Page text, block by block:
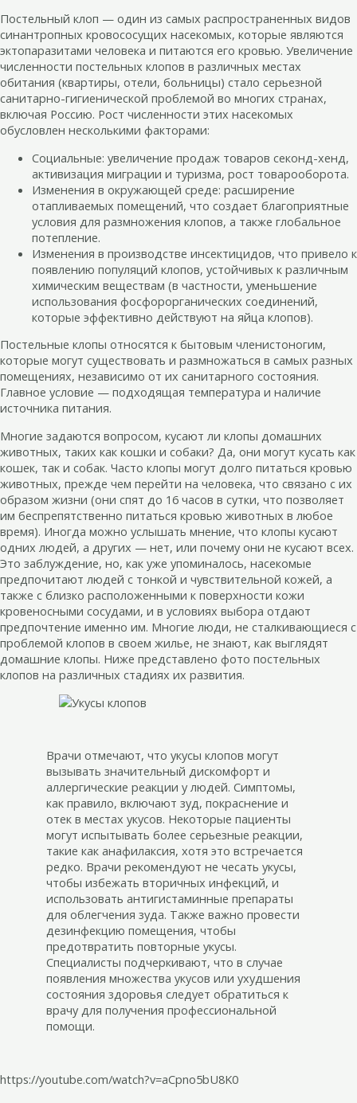
Постельный клоп — один из самых распространенных видов
синантропных кровососущих насекомых, которые являются
эктопаразитами человека и питаются его кровью. Увеличение
численности постельных клопов в различных местах
обитания (квартиры, отели, больницы) стало серьезной
санитарно-гигиенической проблемой во многих странах,
включая Россию. Рост численности этих насекомых
обусловлен несколькими факторами:
Социальные: увеличение продаж товаров секонд-хенд,
активизация миграции и туризма, рост товарооборота.
Изменения в окружающей среде: расширение
отапливаемых помещений, что создает благоприятные
условия для размножения клопов, а также глобальное
потепление.
Изменения в производстве инсектицидов, что привело к
появлению популяций клопов, устойчивых к различным
химическим веществам (в частности, уменьшение
использования фосфорорганических соединений,
которые эффективно действуют на яйца клопов).
Постельные клопы относятся к бытовым членистоногим,
которые могут существовать и размножаться в самых разных
помещениях, независимо от их санитарного состояния.
Главное условие — подходящая температура и наличие
источника питания.
Многие задаются вопросом, кусают ли клопы домашних
животных, таких как кошки и собаки? Да, они могут кусать как
кошек, так и собак. Часто клопы могут долго питаться кровью
животных, прежде чем перейти на человека, что связано с их
образом жизни (они спят до 16 часов в сутки, что позволяет
им беспрепятственно питаться кровью животных в любое
время). Иногда можно услышать мнение, что клопы кусают
одних людей, а других — нет, или почему они не кусают всех.
Это заблуждение, но, как уже упоминалось, насекомые
предпочитают людей с тонкой и чувствительной кожей, а
также с близко расположенными к поверхности кожи
кровеносными сосудами, и в условиях выбора отдают
предпочтение именно им. Многие люди, не сталкивающиеся с
проблемой клопов в своем жилье, не знают, как выглядят
домашние клопы. Ниже представлено фото постельных
клопов на различных стадиях их развития.
Врачи отмечают, что укусы клопов могут
вызывать значительный дискомфорт и
аллергические реакции у людей. Симптомы,
как правило, включают зуд, покраснение и
отек в местах укусов. Некоторые пациенты
могут испытывать более серьезные реакции,
такие как анафилаксия, хотя это встречается
редко. Врачи рекомендуют не чесать укусы,
чтобы избежать вторичных инфекций, и
использовать антигистаминные препараты
для облегчения зуда. Также важно провести
дезинфекцию помещения, чтобы
предотвратить повторные укусы.
Специалисты подчеркивают, что в случае
появления множества укусов или ухудшения
состояния здоровья следует обратиться к
врачу для получения профессиональной
помощи.
https://youtube.com/watch?v=aCpno5bU8K0